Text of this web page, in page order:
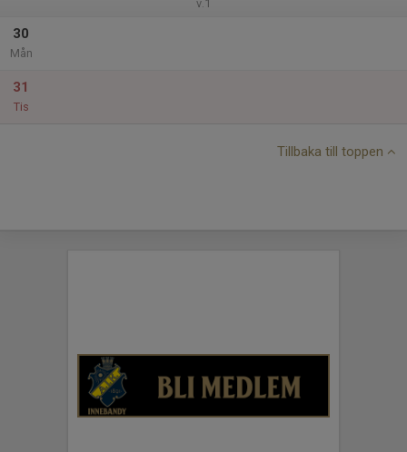
v.1
30
Mån
31
Tis
Tillbaka till toppen